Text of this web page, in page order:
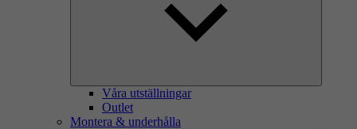
Våra utställningar
Outlet
Montera & underhålla